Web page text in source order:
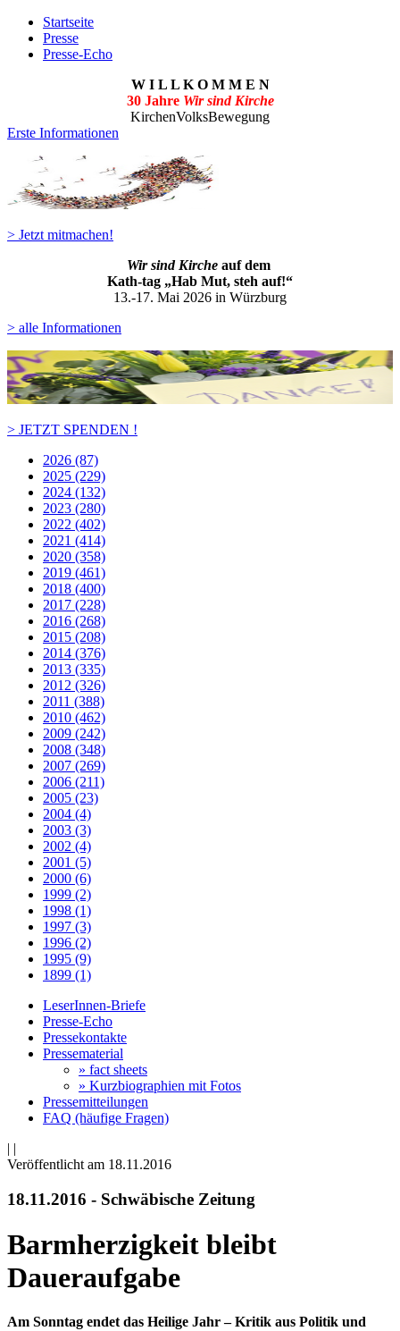
Startseite
Presse
Presse-Echo
W I L L K O M M E N
30 Jahre Wir sind Kirche
KirchenVolksBewegung
Erste Informationen
> Jetzt mitmachen!
Wir sind Kirche auf dem
Kath-tag „Hab Mut, steh auf!“
13.-17. Mai 2026 in Würzburg
> alle Informationen
> JETZT SPENDEN !
2026 (87)
2025 (229)
2024 (132)
2023 (280)
2022 (402)
2021 (414)
2020 (358)
2019 (461)
2018 (400)
2017 (228)
2016 (268)
2015 (208)
2014 (376)
2013 (335)
2012 (326)
2011 (388)
2010 (462)
2009 (242)
2008 (348)
2007 (269)
2006 (211)
2005 (23)
2004 (4)
2003 (3)
2002 (4)
2001 (5)
2000 (6)
1999 (2)
1998 (1)
1997 (3)
1996 (2)
1995 (9)
1899 (1)
LeserInnen-Briefe
Presse-Echo
Pressekontakte
Pressematerial
» fact sheets
» Kurzbiographien mit Fotos
Pressemitteilungen
FAQ (häufige Fragen)
| |
Veröffentlicht am 18­.11.2016
18.11.2016 - Schwäbische Zeitung
Barmherzigkeit bleibt
Daueraufgabe
Am Sonntag endet das Heilige Jahr – Kritik aus Politik und